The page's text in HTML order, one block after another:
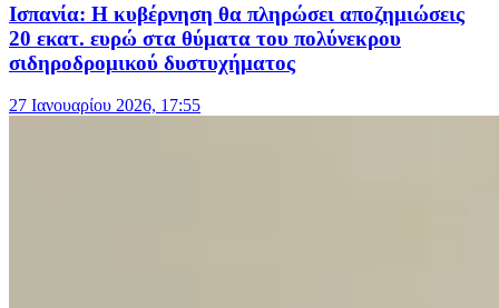
Ισπανία: Η κυβέρνηση θα πληρώσει αποζημιώσεις
20 εκατ. ευρώ στα θύματα του πολύνεκρου
σιδηροδρομικού δυστυχήματος
27 Ιανουαρίου 2026, 17:55